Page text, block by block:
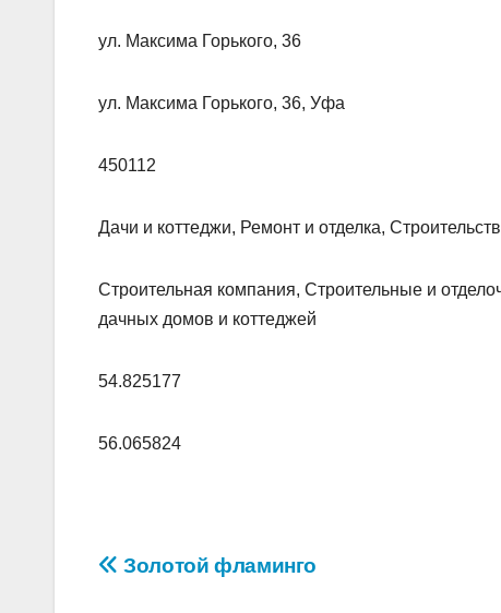
ул. Максима Горького, 36
ул. Максима Горького, 36, Уфа
450112
Дачи и коттеджи, Ремонт и отделка,
Строительная компания, Строительные и
дачных домов и коттеджей
54.825177
56.065824
Навигация
Золотой фламинго